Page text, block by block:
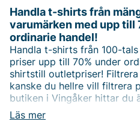
Läs mer
Handla t-shirts från
varumärken med upp till
ordinarie handel!
Handla t-shirts från 100-
priser upp till 70% under
shirtstill outletpriser!
kanske du hellre vill filtrera
butiken i Vingåker hittar du
mer om butiken i menyn i
Happy shopping önskar vi